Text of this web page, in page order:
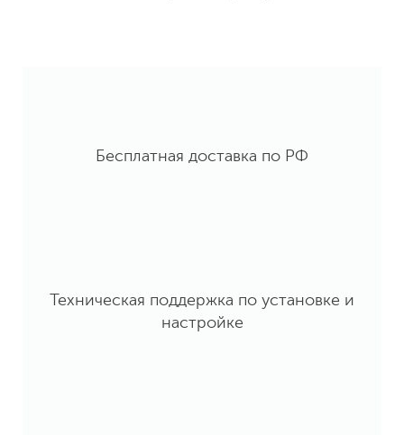
Бесплатная доставка по РФ
Техническая поддержка по установке и
настройке